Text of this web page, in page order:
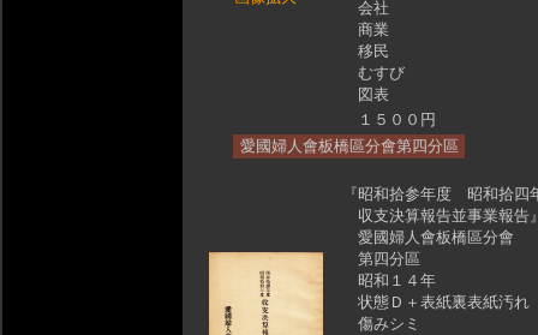
会社
商業
移民
むすび
図表
１５００円
愛國婦人會板橋區分會第四分區
『昭和拾参年度 昭和拾四
収支決算報告並事業報告
愛國婦人會板橋區分會
第四分區
昭和１４年
状態Ｄ＋表紙裏表紙汚れ
傷みシミ